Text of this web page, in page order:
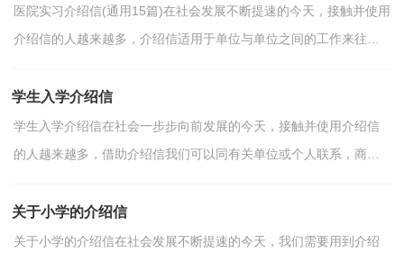
医院实习介绍信(通用15篇)在社会发展不断提速的今天，接触并使用
介绍信的人越来越多，介绍信适用于单位与单位之间的工作来往所
学生入学介绍信
学生入学介绍信在社会一步步向前发展的今天，接触并使用介绍信
的人越来越多，借助介绍信我们可以同有关单位或个人联系，商量
关于小学的介绍信
关于小学的介绍信在社会发展不断提速的今天，我们需要用到介绍